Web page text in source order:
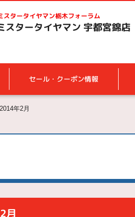
スタータイヤマン栃木フォーラム
スタータイヤマン 宇都宮錦店
セール・クーポン情報
2014年2月
月